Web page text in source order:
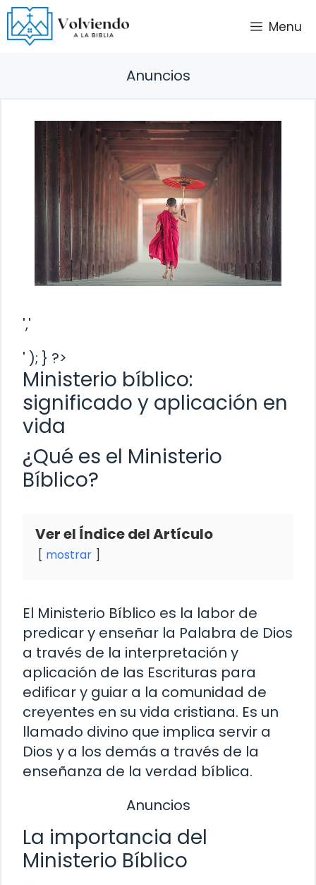
Saltar
al
contenido
Menu
Anuncios
','
' ); } ?>
Ministerio bíblico:
significado y aplicación en
vida
¿Qué es el Ministerio
Bíblico?
Ver el Índice del Artículo
mostrar
El Ministerio Bíblico es la labor de
predicar y enseñar la Palabra de Dios
a través de la interpretación y
aplicación de las Escrituras para
edificar y guiar a la comunidad de
creyentes en su vida cristiana. Es un
llamado divino que implica servir a
Dios y a los demás a través de la
enseñanza de la verdad bíblica.
Anuncios
La importancia del
Ministerio Bíblico